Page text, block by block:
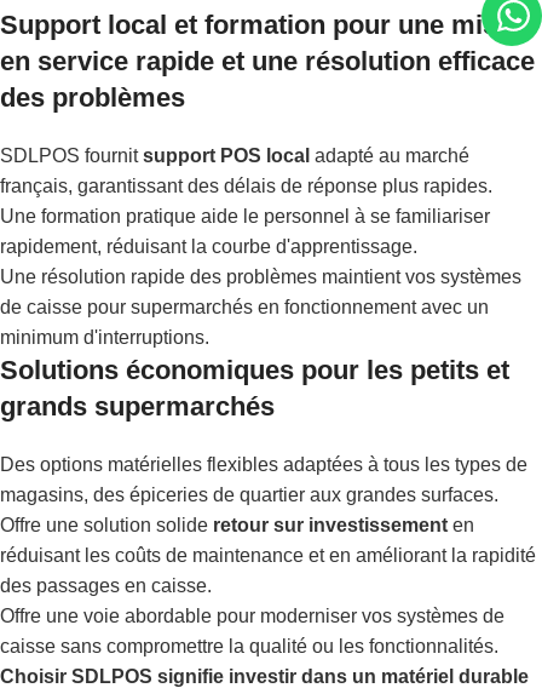
Support local et formation pour une mise
en service rapide et une résolution efficace
des problèmes
SDLPOS fournitsupport POS local adapté au marché
français, garantissant des délais de réponse plus rapides.
Une formation pratique aide le personnel à se familiariser
rapidement, réduisant la courbe d'apprentissage.
Une résolution rapide des problèmes maintient vos systèmes
de caisse pour supermarchés en fonctionnement avec un
minimum d'interruptions.
Solutions économiques pour les petits et
grands supermarchés
Des options matérielles flexibles adaptées à tous les types de
magasins, des épiceries de quartier aux grandes surfaces.
Offre une solution solide retour sur investissement en
réduisant les coûts de maintenance et en améliorant la rapidité
des passages en caisse.
Offre une voie abordable pour moderniser vos systèmes de
caisse sans compromettre la qualité ou les fonctionnalités.
Choisir SDLPOS signifie investir dans un matériel durable